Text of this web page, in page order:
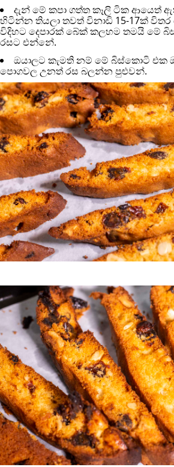
දැන් මේ කපා ගත්ත කෑලි ටික ආයෙත්
හිටින්න තියලා තවත් විනාඩි 15-17ක්
විදිහට දෙපාරක් බේක් කලහම තමයි මේ
රසට එන්නේ.
ඔයාලට කැමති නම් මේ බිස්කොටි එක
පොගවල උනත් රස බලන්න පුළුවන්.